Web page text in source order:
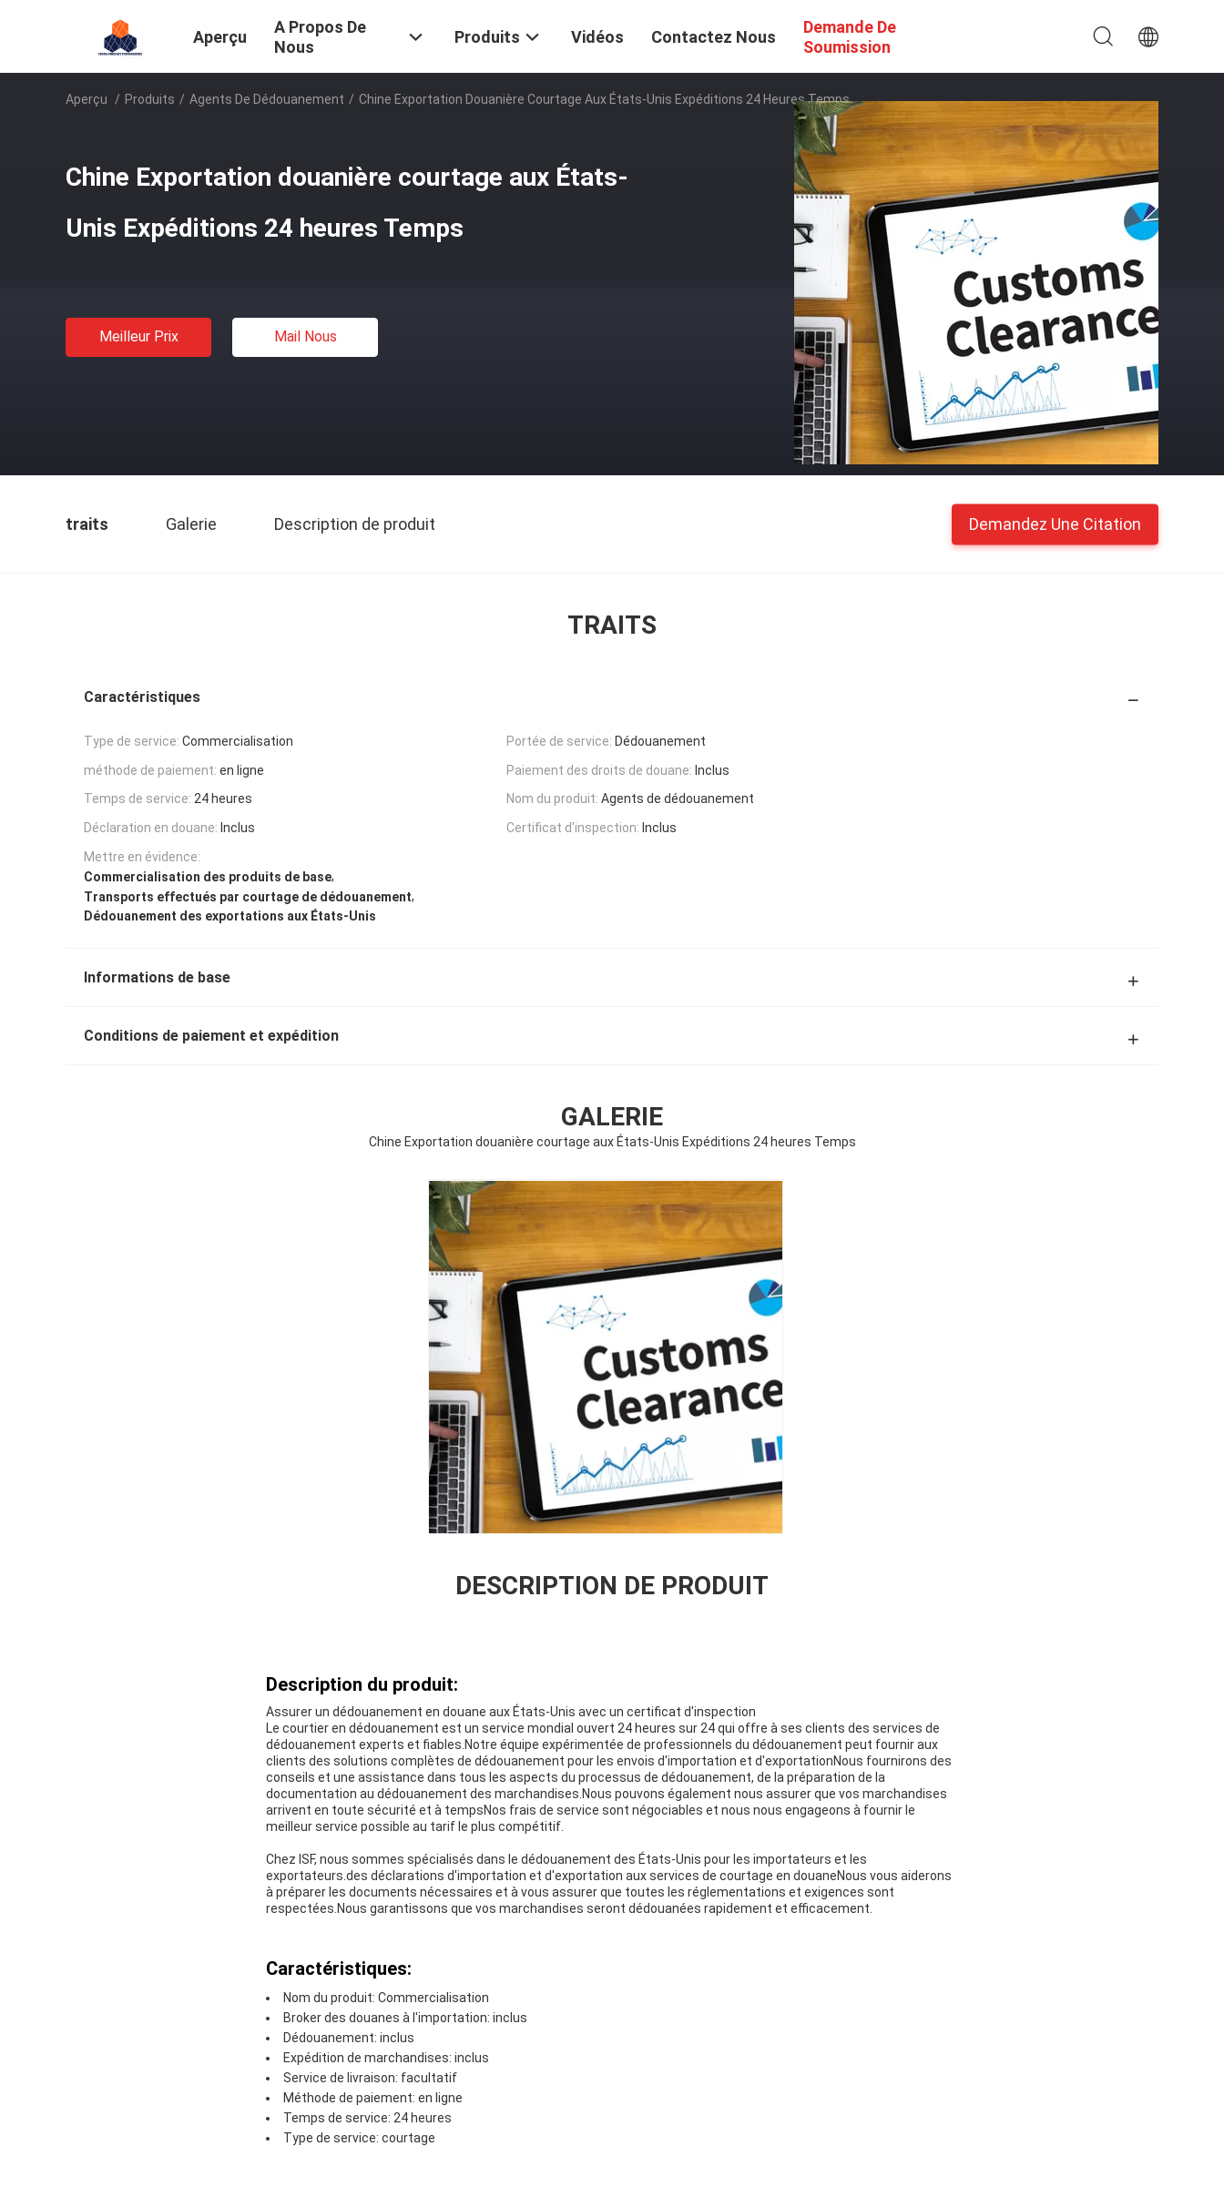
Aperçu
A Propos De
Nous
Produits Vidéos Contactez Nous
Demande De
Soumission
Aperçu / Produits / Agents De Dédouanement / Chine Exportation Douanière Courtage Aux États-Unis Expéditions 24 Heures Temps
Chine Exportation douanière courtage aux États-
Unis Expéditions 24 heures Temps
Meilleur Prix Mail Nous
traits Galerie Description de produit Demandez Une Citation
TRAITS
Caractéristiques
Type de service: Commercialisation Portée de service: Dédouanement
méthode de paiement: en ligne Paiement des droits de douane: Inclus
Temps de service: 24 heures Nom du produit: Agents de dédouanement
Déclaration en douane: Inclus Certificat d'inspection: Inclus
Mettre en évidence:
Commercialisation des produits de base,
Transports effectués par courtage de dédouanement,
Dédouanement des exportations aux États-Unis
Informations de base
Conditions de paiement et expédition
GALERIE
Chine Exportation douanière courtage aux États-Unis Expéditions 24 heures Temps
DESCRIPTION DE PRODUIT
Description du produit:
Assurer un dédouanement en douane aux États-Unis avec un certificat d'inspection
Le courtier en dédouanement est un service mondial ouvert 24 heures sur 24 qui offre à ses clients des services de
dédouanement experts et fiables.Notre équipe expérimentée de professionnels du dédouanement peut fournir aux
clients des solutions complètes de dédouanement pour les envois d'importation et d'exportationNous fournirons des
conseils et une assistance dans tous les aspects du processus de dédouanement, de la préparation de la
documentation au dédouanement des marchandises.Nous pouvons également nous assurer que vos marchandises
arrivent en toute sécurité et à tempsNos frais de service sont négociables et nous nous engageons à fournir le
meilleur service possible au tarif le plus compétitif.
Chez ISF, nous sommes spécialisés dans le dédouanement des États-Unis pour les importateurs et les
exportateurs.des déclarations d'importation et d'exportation aux services de courtage en douaneNous vous aiderons
à préparer les documents nécessaires et à vous assurer que toutes les réglementations et exigences sont
respectées.Nous garantissons que vos marchandises seront dédouanées rapidement et efficacement.
Caractéristiques:
Nom du produit: Commercialisation
Broker des douanes à l'importation: inclus
Dédouanement: inclus
Expédition de marchandises: inclus
Service de livraison: facultatif
Méthode de paiement: en ligne
Temps de service: 24 heures
Type de service: courtage